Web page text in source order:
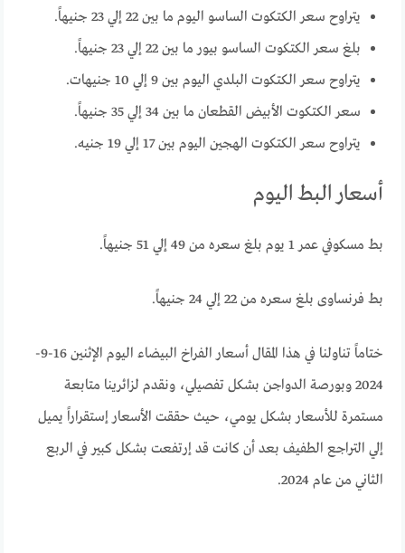
يتراوح سعر الكتكوت الساسو اليوم ما بين 22 إلي 23 جنيهاً.
بلغ سعر الكتكوت الساسو بيور ما بين 22 إلي 23 جنيهاً.
يتراوح سعر الكتكوت البلدي اليوم بين 9 إلي 10 جنيهات.
سعر الكتكوت الأبيض القطعان ما بين 34 إلي 35 جنيهاً.
يتراوح سعر الكتكوت الهجين اليوم بين 17 إلي 19 جنيه.
أسعار البط اليوم
بط مسكوفي عمر 1 يوم بلغ سعره من 49 إلي 51 جنيهاً.
بط فرنساوى بلغ سعره من 22 إلي 24 جنيهاً.
ختاماً تناولنا في هذا المقال أسعار الفراخ البيضاء اليوم الإثنين 16-9-
2024 وبورصة الدواجن بشكل تفصيلي، ونقدم لزائرينا متابعة
مستمرة للأسعار بشكل يومي، حيث حققت الأسعار إستقراراً يميل
إلي التراجع الطفيف بعد أن كانت قد إرتفعت بشكل كبير في الربع
الثاني من عام 2024.